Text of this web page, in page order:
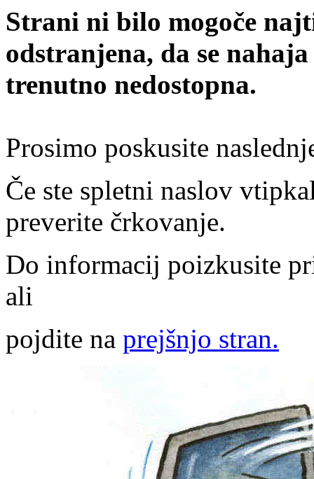
Strani ni bilo mogoče
odstranjena, da se
trenutno nedostopna.
Prosimo poskusite
Če ste spletni naslov
preverite črkovanje.
Do informacij poizkusite
ali
pojdite na prejšnjo stran.